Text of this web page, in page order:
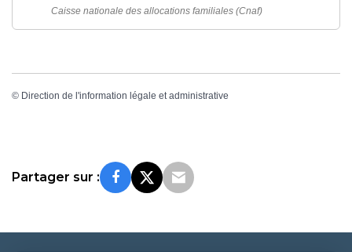
Caisse nationale des allocations familiales (Cnaf)
© Direction de l'information légale et administrative
Partager sur :